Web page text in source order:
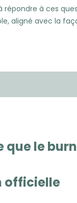
répondre à ces
aligné avec la
que le
officielle